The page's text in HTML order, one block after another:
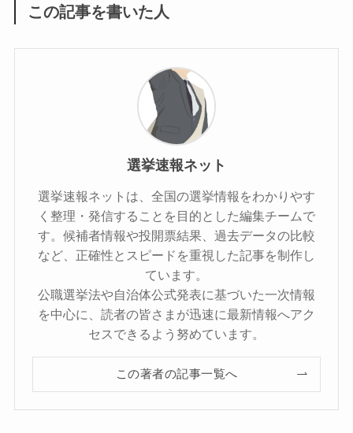
この記事を書いた人
選挙速報ネット
選挙速報ネットは、全国の選挙情報をわかりやす
く整理・発信することを目的とした編集チームで
す。候補者情報や投開票結果、過去データの比較
など、正確性とスピードを重視した記事を制作し
ています。
公職選挙法や自治体公式発表に基づいた一次情報
を中心に、読者の皆さまが迅速に最新情報へアク
セスできるよう努めています。
この著者の記事一覧へ